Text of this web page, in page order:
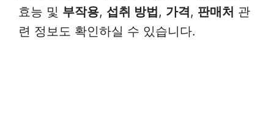
효능 및 부작용, 섭취 방법, 가격, 판매처 관
련 정보도 확인하실 수 있습니다.